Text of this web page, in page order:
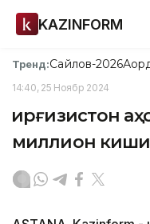
KAZINFORM
Тренд:Сайлов-2026
14:40, 25 Ноябр 2024
Қирғизистон
миллион